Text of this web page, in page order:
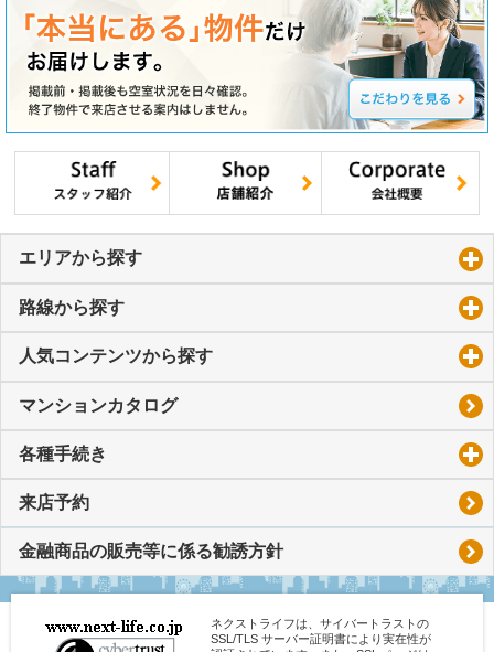
エリアから探す
路線から探す
人気コンテンツから探す
マンションカタログ
各種手続き
来店予約
金融商品の販売等に係る勧誘方針
ネクストライフは、サイバートラストの
SSL/TLS サーバー証明書により実在性が